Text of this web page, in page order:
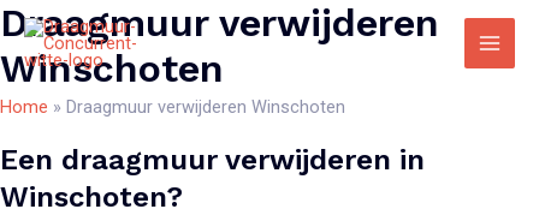
Ga
de
inhoud
Main
Draagmuur verwijderen
Winschoten
Home » Draagmuur verwijderen Winschoten
Een draagmuur verwijderen in
Winschoten?